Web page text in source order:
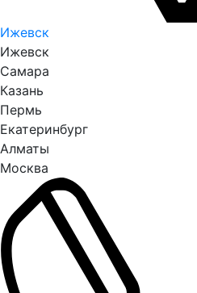
Ижевск
Ижевск
Самара
Казань
Пермь
Екатеринбург
Алматы
Москва